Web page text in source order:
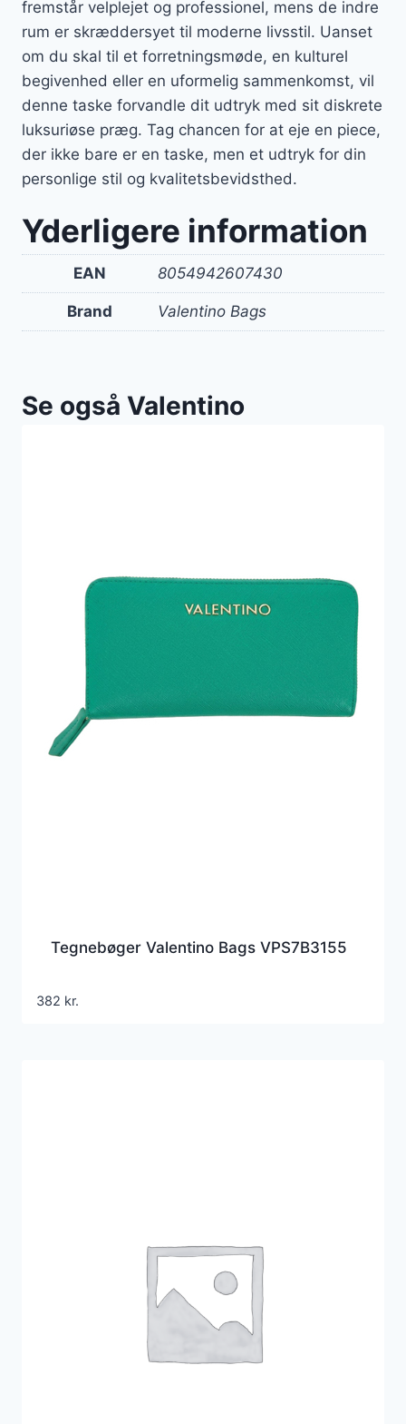
fremstår velplejet og professionel, mens de indre
rum er skræddersyet til moderne livsstil. Uanset
om du skal til et forretningsmøde, en kulturel
begivenhed eller en uformelig sammenkomst, vil
denne taske forvandle dit udtryk med sit diskrete
luksuriøse præg. Tag chancen for at eje en piece,
der ikke bare er en taske, men et udtryk for din
personlige stil og kvalitetsbevidsthed.
Yderligere information
EAN 8054942607430
Brand Valentino Bags
Se også Valentino
Tegnebøger Valentino Bags VPS7B3155
382 kr.